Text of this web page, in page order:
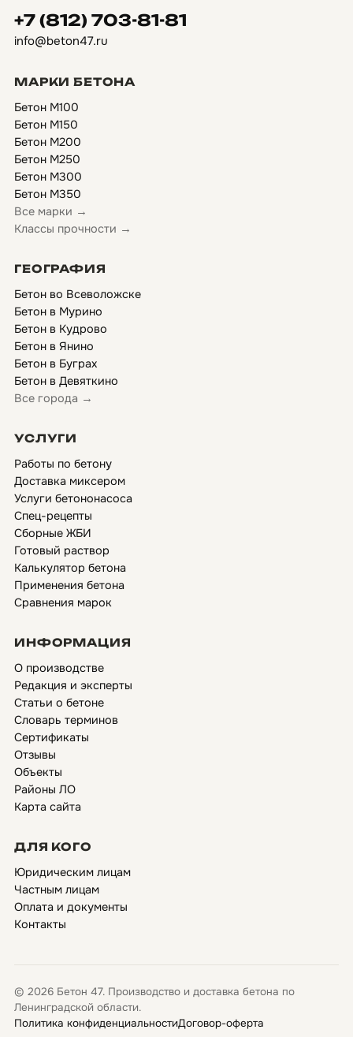
+7 (812) 703-81-81
info@beton47.ru
МАРКИ БЕТОНА
Бетон М100
Бетон М150
Бетон М200
Бетон М250
Бетон М300
Бетон М350
Все марки →
Классы прочности →
ГЕОГРАФИЯ
Бетон во Всеволожске
Бетон в Мурино
Бетон в Кудрово
Бетон в Янино
Бетон в Буграх
Бетон в Девяткино
Все города →
УСЛУГИ
Работы по бетону
Доставка миксером
Услуги бетононасоса
Спец-рецепты
Сборные ЖБИ
Готовый раствор
Калькулятор бетона
Применения бетона
Сравнения марок
ИНФОРМАЦИЯ
О производстве
Редакция и эксперты
Статьи о бетоне
Словарь терминов
Сертификаты
Отзывы
Объекты
Районы ЛО
Карта сайта
ДЛЯ КОГО
Юридическим лицам
Частным лицам
Оплата и документы
Контакты
© 2026 Бетон 47. Производство и доставка бетона по
Ленинградской области.
Политика конфиденциальностиДоговор-оферта